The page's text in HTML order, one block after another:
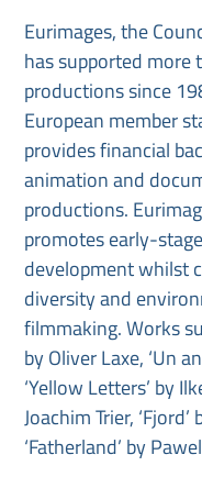
Eurimages, the
has supported
productions since
European member
provides financial
animation and
productions.
promotes early-
development whilst
diversity and
filmmaking. Works
by Oliver Laxe, ‘Un
‘Yellow Letters’ by
Joachim Trier,
‘Fatherland’ by